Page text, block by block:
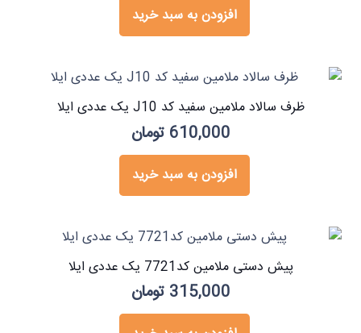
افزودن به سبد خرید
ظرف سالاد ملامین سفید کد J10 یک عددی ایلا
610,000 تومان
افزودن به سبد خرید
پیش دستی ملامین کد7721 یک عددی ایلا
315,000 تومان